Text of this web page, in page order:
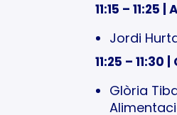
11:15 –
Jordi
11:25 – 11:30
Glòria